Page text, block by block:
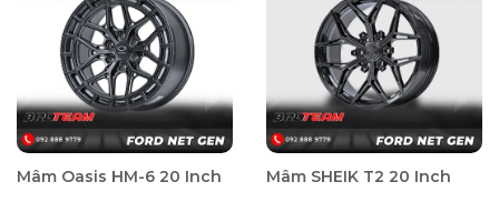
Mâm Oasis HM-6 20 Inch Mâm SHEIK T2 20 Inch